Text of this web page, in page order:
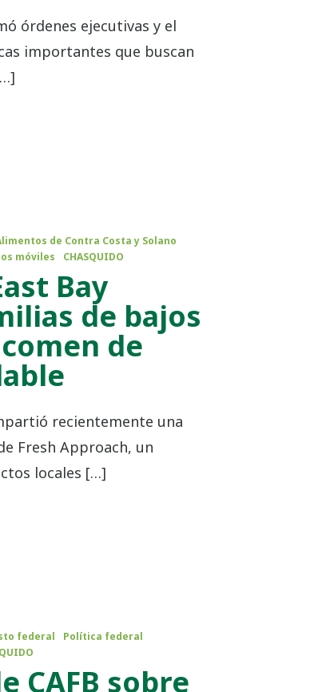
órdenes ejecutivas y el
importantes que buscan
de Contra Costa y Solano
móviles CHASQUIDO
Bay
de bajos
de
recientemente una
Fresh Approach, un
locales […]
federal
Política federal
CAFB sobre